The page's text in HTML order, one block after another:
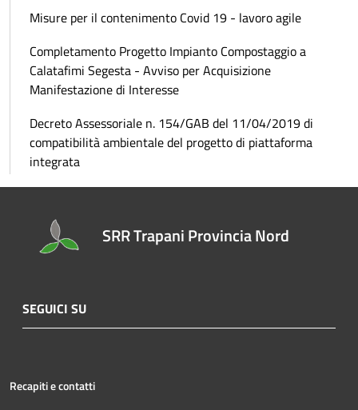
Misure per il contenimento Covid 19 - lavoro agile
Completamento Progetto Impianto Compostaggio a
Calatafimi Segesta - Avviso per Acquisizione
Manifestazione di Interesse
Decreto Assessoriale n. 154/GAB del 11/04/2019 di
compatibilità ambientale del progetto di piattaforma
integrata
SRR Trapani Provincia Nord
SEGUICI SU
Recapiti e contatti